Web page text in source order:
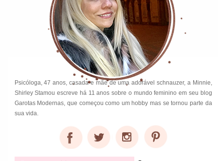
Psicóloga, 47 anos, casada e mãe de uma adorável schnauzer, a Minnie,
Shirley Stamou escreve há 11 anos sobre o mundo feminino em seu blog
Garotas Modernas, que começou como um hobby mas se tornou parte da
sua vida.